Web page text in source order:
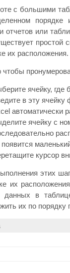
с большими
отчетов или
простой
их расположения.
чтобы
ячейку, где
в эту
автоматически
ячейку с
появится
курсор
этих
их
данных в
их по порядку